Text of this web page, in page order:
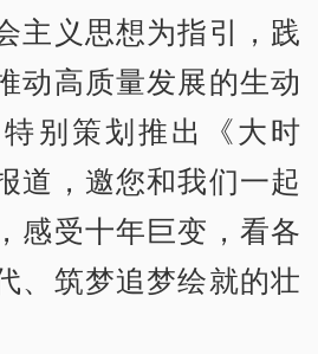
主义思想为指引，践
动高质量发展的生动
别策划推出《大时
道，邀您和我们一起
感受十年巨变，看各
、筑梦追梦绘就的壮